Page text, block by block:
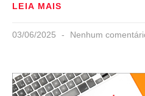
LEIA MAIS
03/06/2025 Nenhum